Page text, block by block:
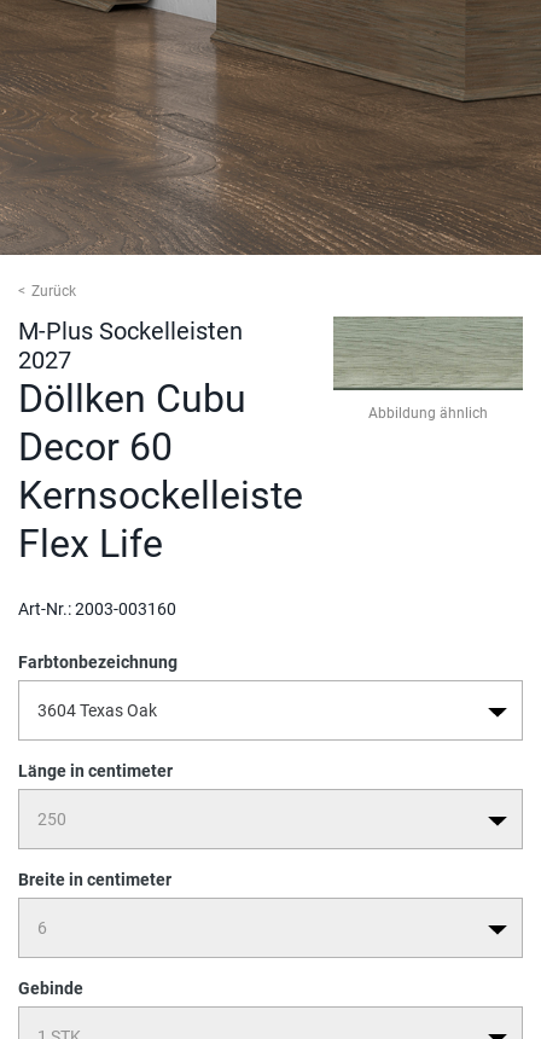
Zurück
M-Plus Sockelleisten
2027
Döllken Cubu
Decor 60
Kernsockelleiste
Flex Life
Abbildung ähnlich
Art-Nr.:2003-003160
Farbtonbezeichnung
Länge in centimeter
Breite in centimeter
Gebinde